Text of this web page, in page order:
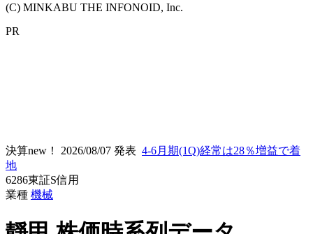
(C) MINKABU THE INFONOID, Inc.
PR
決算new！ 2026/08/07 発表 4-6月期(1Q)経常は28％増益で着
地
6286東証S信用
業種 機械